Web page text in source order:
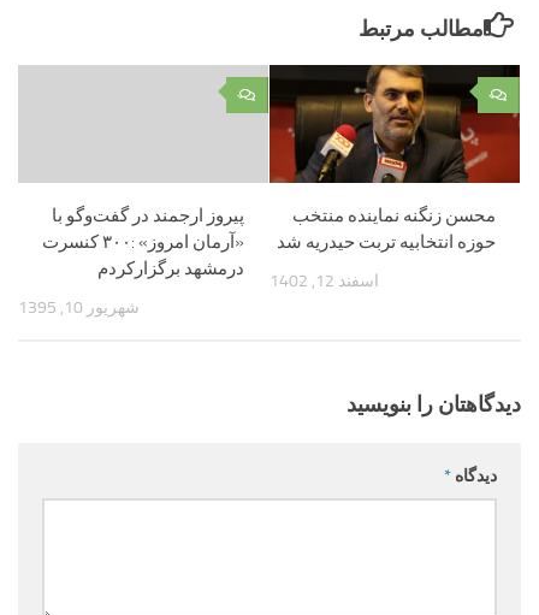
مطالب مرتبط
۰
پیروز ارجمند در گفت‌وگو با
«آرمان امروز» :۳۰۰ کنسرت
درمشهد برگزارکردم
شهریور 10, 1395
۰
محسن زنگنه نماینده منتخب
حوزه انتخابیه تربت حیدریه شد
اسفند 12, 1402
دیدگاهتان را بنویسید
دیدگاه *